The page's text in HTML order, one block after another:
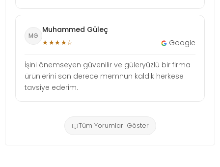
MG
Muhammed Güleç
★★★★☆ Google
İşini önemseyen güvenilir ve güleryüzlü bir firma
ürünlerini son derece memnun kaldık herkese
tavsiye ederim.
Tüm Yorumları Göster